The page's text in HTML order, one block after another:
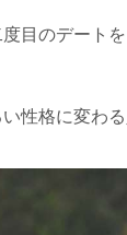
目のデート
性格に変わ